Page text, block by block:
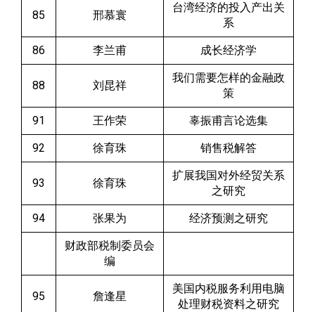
85 邢慕寰
台湾经济的投入产出关
系
86 李兰甫 成长经济学
88 刘昆祥
我们需要怎样的金融政
策
91 王作荣 辜振甫言论选集
92 徐育珠 销售税解答
93 徐育珠
扩展我国对外经贸关系
之研究
94 张果为 经济预测之研究
财政部税制委员会
编
95 詹逢星
美国内税服务利用电脑
处理财税资料之研究